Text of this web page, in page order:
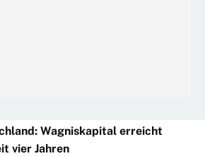
Wagniskapital erreicht
vier Jahren